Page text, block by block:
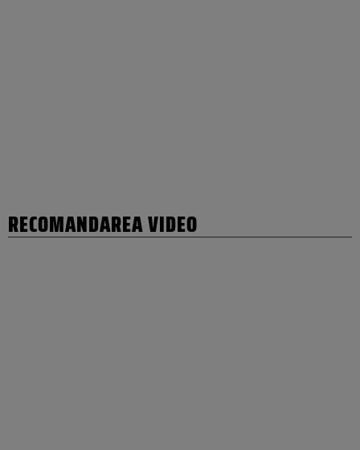
RECOMANDAREA VIDEO